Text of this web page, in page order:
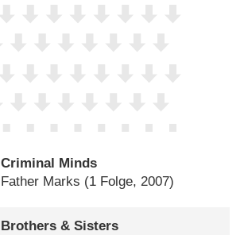
Criminal Minds
Father Marks (1 Folge, 2007)
Brothers & Sisters